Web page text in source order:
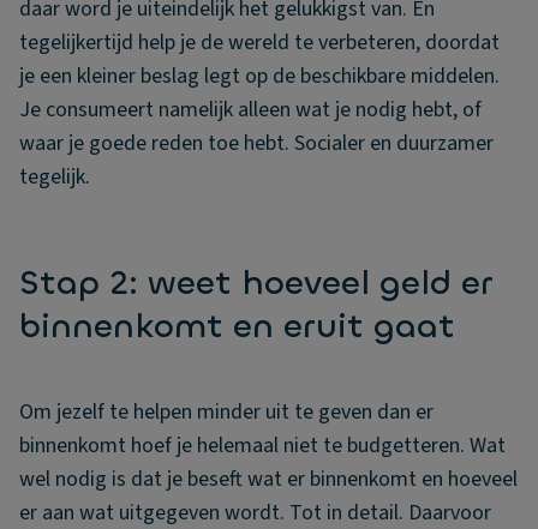
daar word je uiteindelijk het gelukkigst van. En
tegelijkertijd help je de wereld te verbeteren, doordat
je een kleiner beslag legt op de beschikbare middelen.
Je consumeert namelijk alleen wat je nodig hebt, of
waar je goede reden toe hebt. Socialer en duurzamer
tegelijk.
Stap 2: weet hoeveel geld er
binnenkomt en eruit gaat
Om jezelf te helpen minder uit te geven dan er
binnenkomt hoef je helemaal niet te budgetteren. Wat
wel nodig is dat je beseft wat er binnenkomt en hoeveel
er aan wat uitgegeven wordt. Tot in detail. Daarvoor